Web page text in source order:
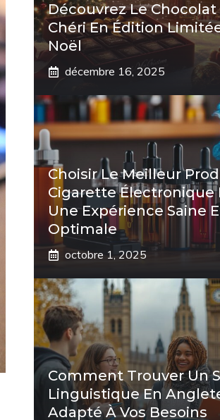
Découvrez Le Chocolat
Chéri En Édition
Noël
décembre 16, 2025
Choisir Le Meilleur
Cigarette Électronique
Une Expérience Saine
Optimale
octobre 1, 2025
Comment Trouver Un
Linguistique En
Adapté À Vos Besoins